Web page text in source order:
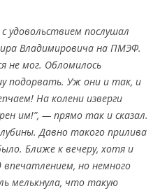
удовольствием послушал
Владимировича на ПМЭФ.
не мог. Обломилось
подорвать. Уж они и так, и
На колени изверги
им!”, — прямо так и сказал.
Давно такого прилива
Ближе к вечеру, хотя и
но немного
мелькнула, что такую